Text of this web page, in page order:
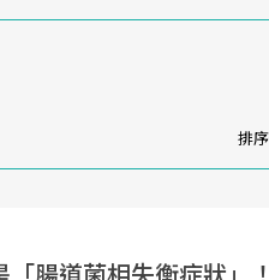
排
良醫生活祭